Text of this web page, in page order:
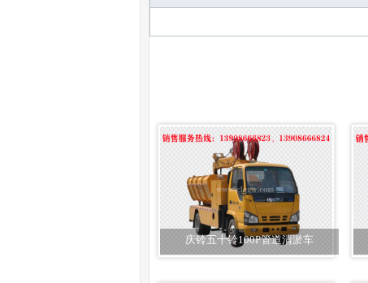
庆铃五十铃100P管道清淤车